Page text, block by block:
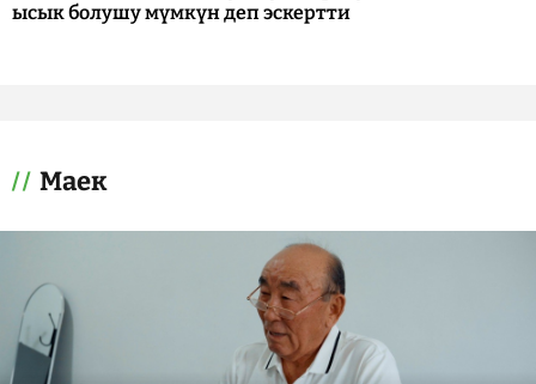
ысык болушу мүмкүн деп эскертти
Маек